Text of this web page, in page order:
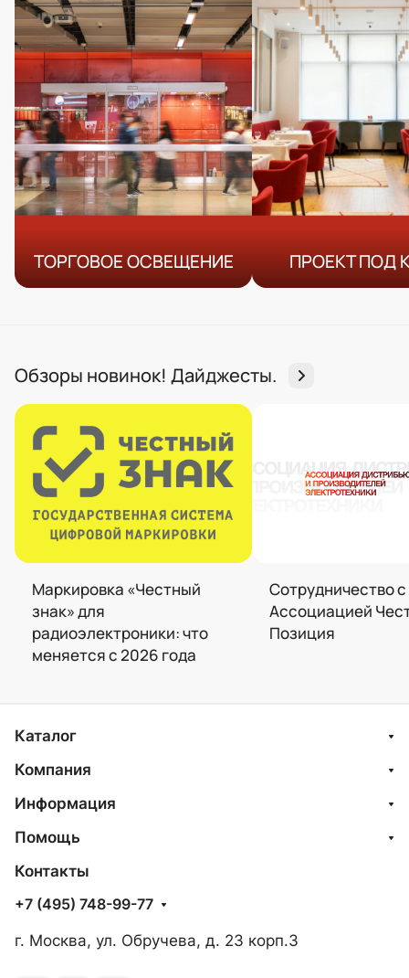
ТОРГОВОЕ ОСВЕЩЕНИЕ ПРОЕКТ ПОД
Обзоры новинок! Дайджесты.
Маркировка «Честный
знак» для
радиоэлектроники: что
меняется с 2026 года
Сотрудничество с
Ассоциацией
Позиция
Каталог
Компания
Информация
Помощь
Контакты
+7 (495) 748-99-77
г. Москва, ул. Обручева, д. 23 корп.3